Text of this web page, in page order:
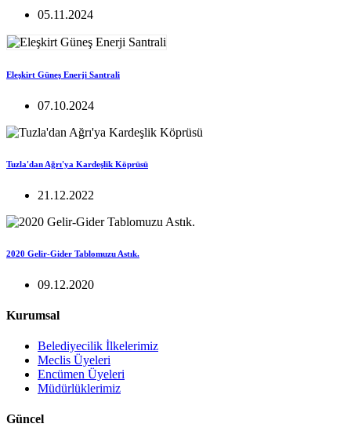
05.11.2024
Eleşkirt Güneş Enerji Santrali
07.10.2024
Tuzla'dan Ağrı'ya Kardeşlik Köprüsü
21.12.2022
2020 Gelir-Gider Tablomuzu Astık.
09.12.2020
Kurumsal
Belediyecilik İlkelerimiz
Meclis Üyeleri
Encümen Üyeleri
Müdürlüklerimiz
Güncel